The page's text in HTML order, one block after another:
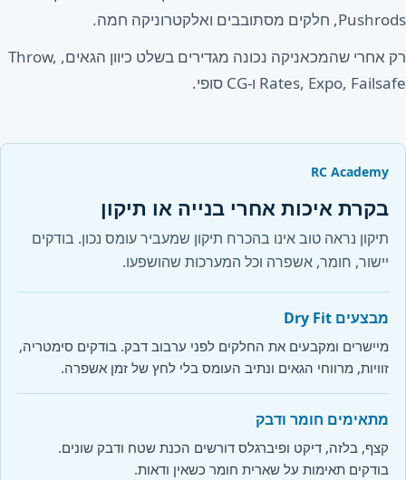
Pushrods, חלקים מסתובבים ואלקטרוניקה חמה.
רק אחרי שהמכאניקה נכונה מגדירים בשלט כיוון הגאים, Throw,
Rates, Expo, Failsafe ו-CG סופי.
RC Academy
בקרת איכות אחרי בנייה או תיקון
תיקון נראה טוב אינו בהכרח תיקון שמעביר עומס נכון. בודקים
יישור, חומר, אשפרה וכל המערכות שהושפעו.
מבצעים Dry Fit
מיישרים ומקבעים את החלקים לפני ערבוב דבק. בודקים סימטריה,
זוויות, מרווחי הגאים ונתיב העומס בלי לחץ של זמן אשפרה.
מתאימים חומר ודבק
קצף, בלזה, דיקט ופיברגלס דורשים הכנת שטח ודבק שונים.
בודקים תאימות על שארית חומר כשאין ודאות.